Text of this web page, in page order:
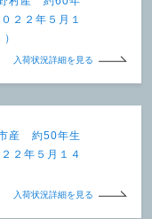
２２年５月１
入荷状況詳細を見る
産 約50年生
２年５月１４
入荷状況詳細を見る